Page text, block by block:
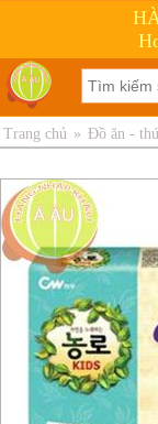
Trang chủ » Đồ ăn -